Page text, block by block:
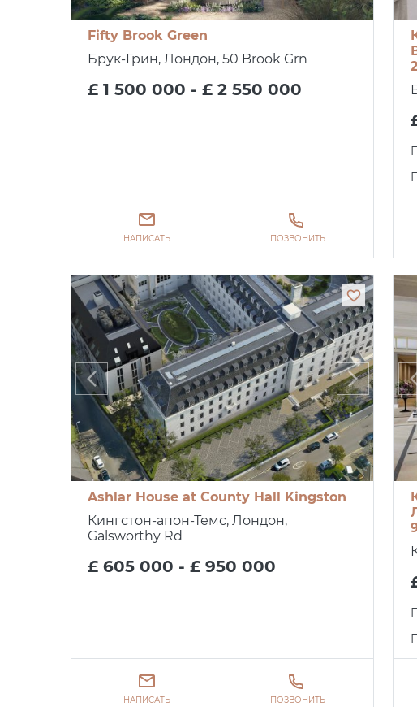
Fifty Brook Green
Брук-Грин, Лондон, 50 Brook Grn
£ 1 500 000 - £ 2 550 000
НАПИСАТЬ ПОЗВОНИТЬ
Ashlar House at County Hall Kingston
Кингстон-апон-Темс, Лондон,
Galsworthy Rd
£ 605 000 - £ 950 000
НАПИСАТЬ ПОЗВОНИТЬ